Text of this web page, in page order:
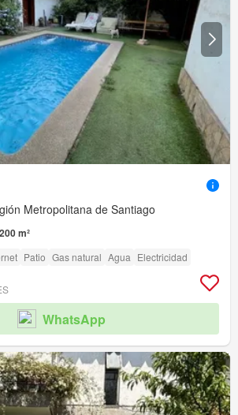
Metropolitana de Santiago
200 m²
Patio Gas natural Agua Electricidad
WhatsApp